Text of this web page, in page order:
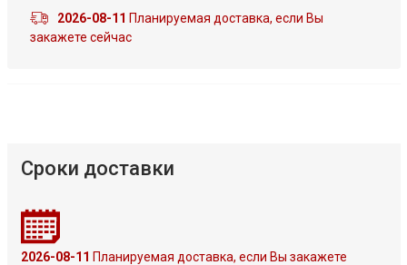
2026-08-11 Планируемая доставка, если Вы
закажете сейчас
Сроки доставки
2026-08-11 Планируемая доставка, если Вы закажете